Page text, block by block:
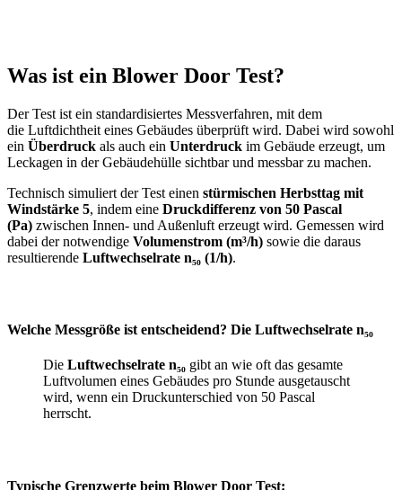
Was ist ein Blower Door Test?
Der Test ist ein standardisiertes Messverfahren, mit dem
die Luftdichtheit eines Gebäudes überprüft wird. Dabei wird sowohl
ein Überdruck als auch ein Unterdruck im Gebäude erzeugt, um
Leckagen in der Gebäudehülle sichtbar und messbar zu machen.
Technisch simuliert der Test einen stürmischen Herbsttag mit
Windstärke 5, indem eine Druckdifferenz von 50 Pascal
(Pa) zwischen Innen- und Außenluft erzeugt wird. Gemessen wird
dabei der notwendige Volumenstrom (m³/h) sowie die daraus
resultierende Luftwechselrate n₅₀ (1/h).
Welche Messgröße ist entscheidend? Die Luftwechselrate n₅₀
Die Luftwechselrate n₅₀ gibt an wie oft das gesamte
Luftvolumen eines Gebäudes pro Stunde ausgetauscht
wird, wenn ein Druckunterschied von 50 Pascal
herrscht.
Typische Grenzwerte beim Blower Door Test: